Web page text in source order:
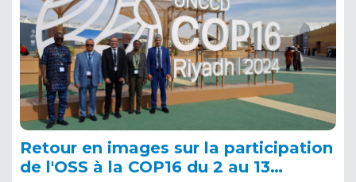
Retour en images sur la participation
de l'OSS à la COP16 du 2 au 13